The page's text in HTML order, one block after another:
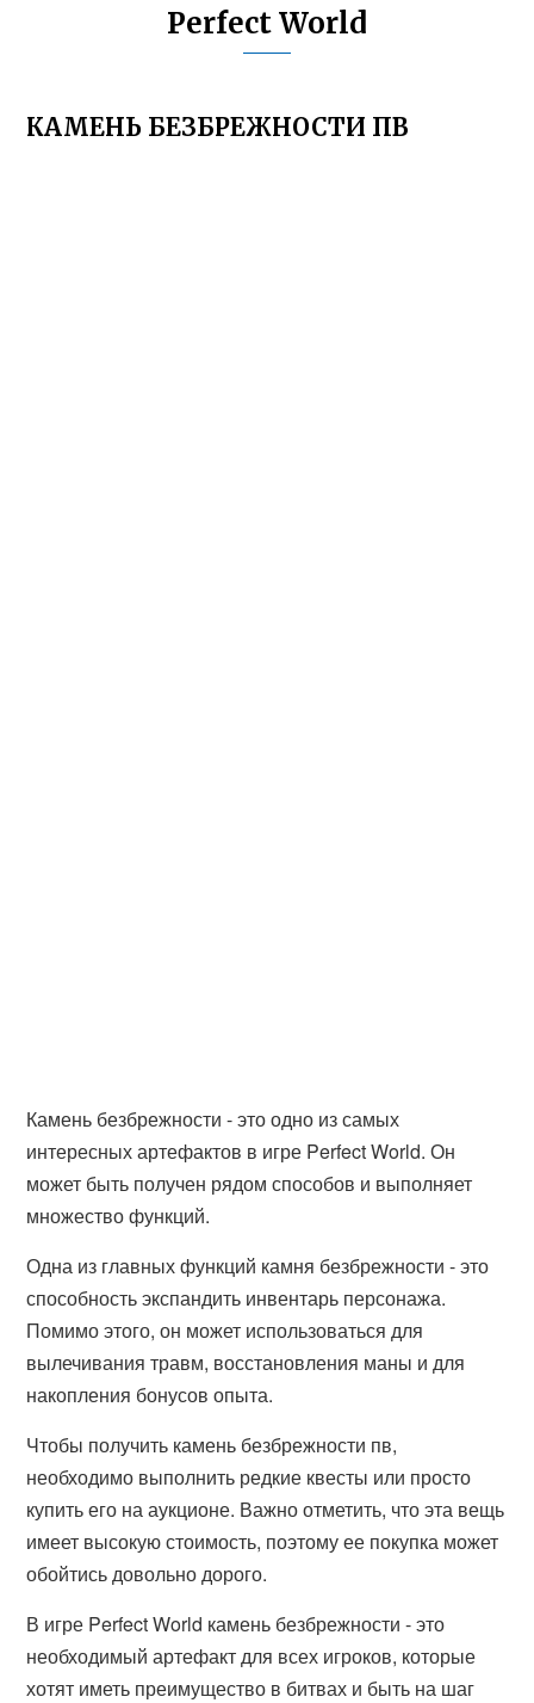
Perfect World
КАМЕНЬ БЕЗБРЕЖНОСТИ ПВ
Камень безбрежности - это одно из самых
интересных артефактов в игре Perfect World. Он
может быть получен рядом способов и выполняет
множество функций.
Одна из главных функций камня безбрежности - это
способность экспандить инвентарь персонажа.
Помимо этого, он может использоваться для
вылечивания травм, восстановления маны и для
накопления бонусов опыта.
Чтобы получить камень безбрежности пв,
необходимо выполнить редкие квесты или просто
купить его на аукционе. Важно отметить, что эта вещь
имеет высокую стоимость, поэтому ее покупка может
обойтись довольно дорого.
В игре Perfect World камень безбрежности - это
необходимый артефакт для всех игроков, которые
хотят иметь преимущество в битвах и быть на шаг